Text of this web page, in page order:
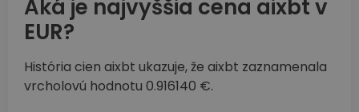
Aká je najvyššia cena aixbt v
EUR?
História cien aixbt ukazuje, že aixbt zaznamenala
vrcholovú hodnotu 0.916140 €.